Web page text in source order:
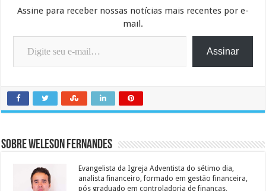
Assine para receber nossas notícias mais recentes por e-
mail.
Digite seu e-mail…
Assinar
Sobre Weleson Fernandes
Evangelista da Igreja Adventista do sétimo dia,
analista financeiro, formado em gestão financeira,
pós graduado em controladoria de finanças,